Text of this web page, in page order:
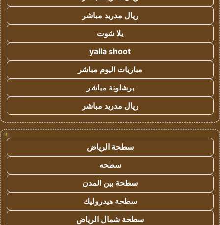
ريال مدريد مباشر
يلا شوت
yalla shoot
مباريات اليوم مباشر
برشلونة مباشر
ريال مدريد مباشر
!
سطحة الرياض
سطحه
سطحة بين المدن
سطحة هيدروليك
سطحة شمال الرياض